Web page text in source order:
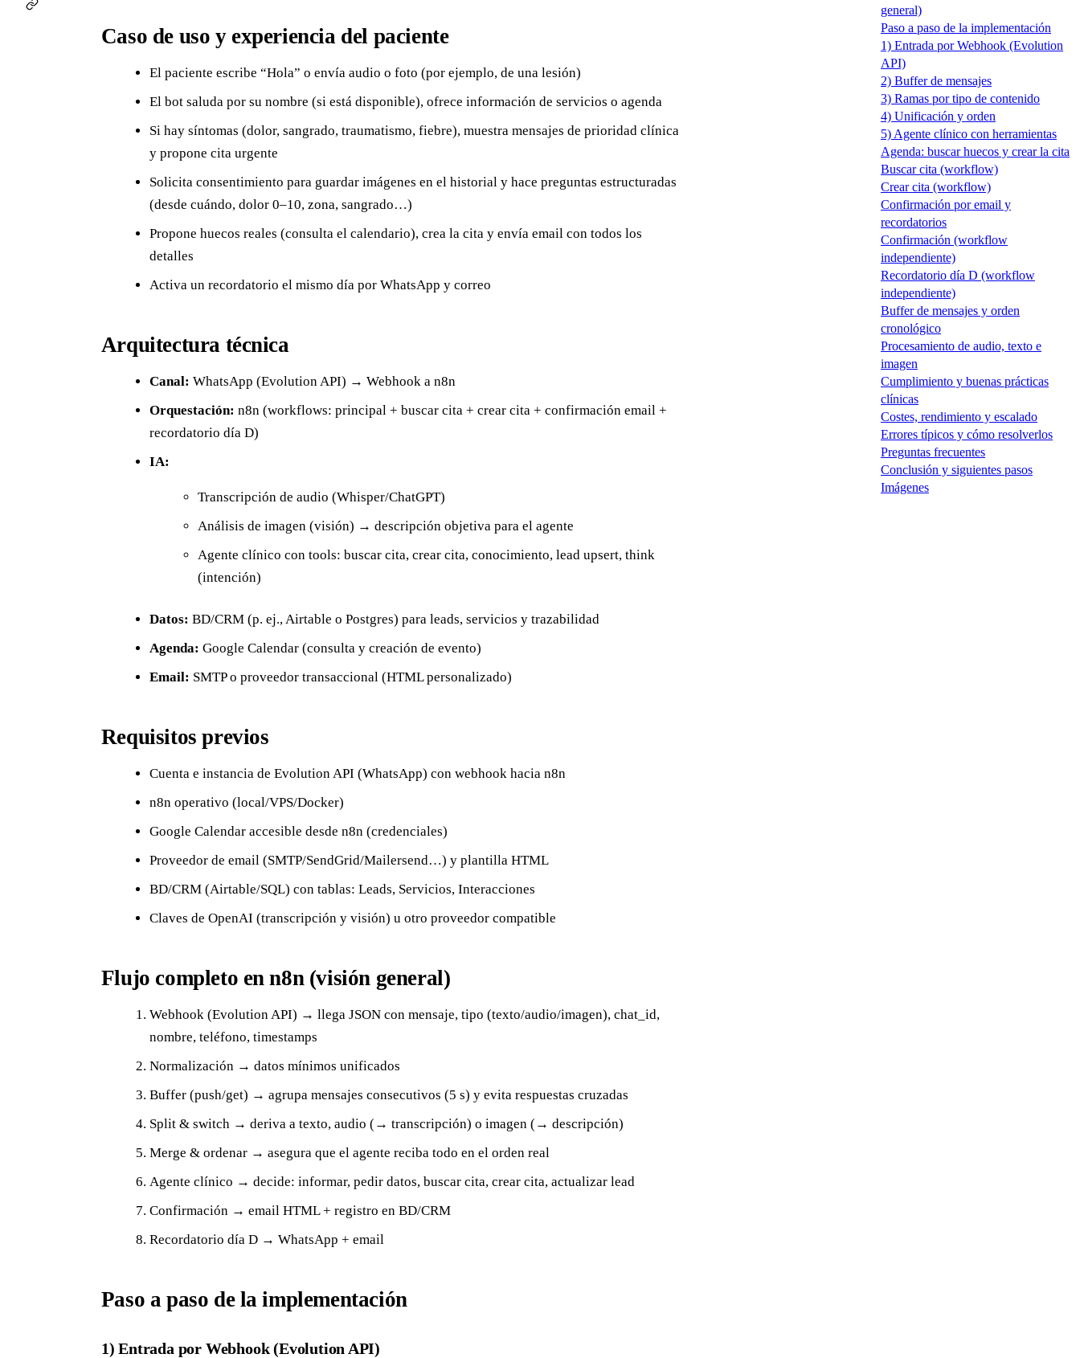
Caso de uso y experiencia del paciente
El paciente escribe “Hola” o envía audio o foto (por ejemplo, de una lesión)
El bot saluda por su nombre (si está disponible), ofrece información de servicios o agenda
Si hay síntomas (dolor, sangrado, traumatismo, fiebre), muestra mensajes de prioridad clínica
y propone cita urgente
Solicita consentimiento para guardar imágenes en el historial y hace preguntas estructuradas
(desde cuándo, dolor 0–10, zona, sangrado…)
Propone huecos reales (consulta el calendario), crea la cita y envía email con todos los
detalles
Activa un recordatorio el mismo día por WhatsApp y correo
Arquitectura técnica
Canal: WhatsApp (Evolution API) → Webhook a n8n
Orquestación: n8n (workflows: principal + buscar cita + crear cita + confirmación email +
recordatorio día D)
IA:
Transcripción de audio (Whisper/ChatGPT)
Análisis de imagen (visión) → descripción objetiva para el agente
Agente clínico con tools: buscar cita, crear cita, conocimiento, lead upsert, think
(intención)
Datos: BD/CRM (p. ej., Airtable o Postgres) para leads, servicios y trazabilidad
Agenda: Google Calendar (consulta y creación de evento)
Email: SMTP o proveedor transaccional (HTML personalizado)
Requisitos previos
Cuenta e instancia de Evolution API (WhatsApp) con webhook hacia n8n
n8n operativo (local/VPS/Docker)
Google Calendar accesible desde n8n (credenciales)
Proveedor de email (SMTP/SendGrid/Mailersend…) y plantilla HTML
BD/CRM (Airtable/SQL) con tablas: Leads, Servicios, Interacciones
Claves de OpenAI (transcripción y visión) u otro proveedor compatible
Flujo completo en n8n (visión general)
Webhook (Evolution API) → llega JSON con mensaje, tipo (texto/audio/imagen), chat_id,
nombre, teléfono, timestamps
Normalización → datos mínimos unificados
Buffer (push/get) → agrupa mensajes consecutivos (5 s) y evita respuestas cruzadas
Split & switch → deriva a texto, audio (→ transcripción) o imagen (→ descripción)
Merge & ordenar → asegura que el agente reciba todo en el orden real
Agente clínico → decide: informar, pedir datos, buscar cita, crear cita, actualizar lead
Confirmación → email HTML + registro en BD/CRM
Recordatorio día D → WhatsApp + email
Paso a paso de la implementación
1) Entrada por Webhook (Evolution API)
general)
Paso a paso de la implementación
1) Entrada por Webhook (Evolution
API)
2) Buffer de mensajes
3) Ramas por tipo de contenido
4) Unificación y orden
5) Agente clínico con herramientas
Agenda: buscar huecos y crear la cita
Buscar cita (workflow)
Crear cita (workflow)
Confirmación por email y
recordatorios
Confirmación (workflow
independiente)
Recordatorio día D (workflow
independiente)
Buffer de mensajes y orden
cronológico
Procesamiento de audio, texto e
imagen
Cumplimiento y buenas prácticas
clínicas
Costes, rendimiento y escalado
Errores típicos y cómo resolverlos
Preguntas frecuentes
Conclusión y siguientes pasos
Imágenes